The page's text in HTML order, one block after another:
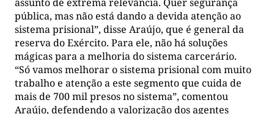
pública, mas não está dando a devida atenção ao
sistema prisional”, disse Araújo, que é general da
reserva do Exército. Para ele, não há soluções
mágicas para a melhoria do sistema carcerário.
“Só vamos melhorar o sistema prisional com muito
trabalho e atenção a este segmento que cuida de
mais de 700 mil presos no sistema”, comentou
Araújo, defendendo a valorização dos agentes